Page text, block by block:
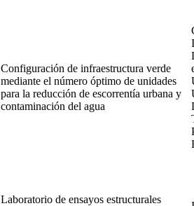
Configuración de infraestructura verde
mediante el número óptimo de unidades
para la reducción de escorrentía urbana y
contaminación del agua
Laboratorio de ensayos estructurales